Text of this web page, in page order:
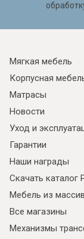
Мягкая мебель
Корпусная
Матрасы
Новости
Уход и
Гарантии
Наши награды
Скачать каталог
Мебель из
Все магазины
Механизмы